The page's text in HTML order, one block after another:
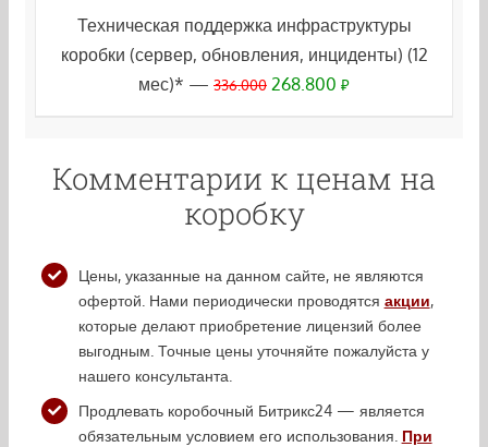
Техническая поддержка инфраструктуры
коробки (сервер, обновления, инциденты) (12
мес)* — 336.000 268.800 ₽
Комментарии к ценам на
коробку
Цены, указанные на данном сайте, не являются
офертой. Нами периодически проводятся акции,
которые делают приобретение лицензий более
выгодным. Точные цены уточняйте пожалуйста у
нашего консультанта.
Продлевать коробочный Битрикс24 — является
обязательным условием его использования. При